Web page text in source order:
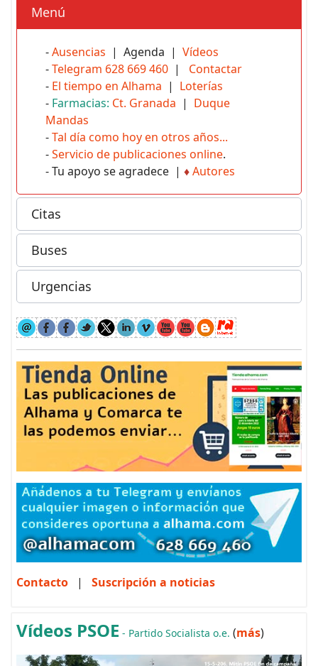
Menú
-Ausencias | Agenda | Vídeos
-Telegram 628 669 460 | Contactar
- El tiempo en Alhama | Loterías
- Farmacias: Ct. Granada | Duque
Mandas
-Tal día como hoy en otros años...
-Servicio de publicaciones online.
- Tu apoyo se agradece | ♦Autores
Citas
Buses
Urgencias
Contacto | Suscripción a noticias
Vídeos PSOE - Partido Socialista o.e. (más)